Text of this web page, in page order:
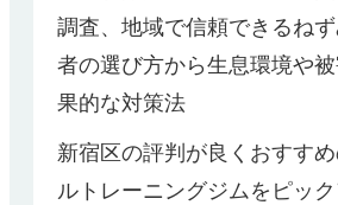
調査、地域で信頼できるね
者の選び方から生息環境や
果的な対策法
新宿区の評判が良くおすす
ルトレーニングジムをピッ